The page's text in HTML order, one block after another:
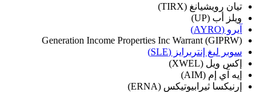
تيان رويشيانغ (TIRX)
ويلز أب (UP)
آيرو (AYRO)
Generation Income Properties Inc Warrant (GIPRW)
سوبر ليغ إنتربرايز (SLE)
إكس ويل (XWEL)
إيه آي إم (AIM)
إرنيكسا ثيرابيوتيكس (ERNA)